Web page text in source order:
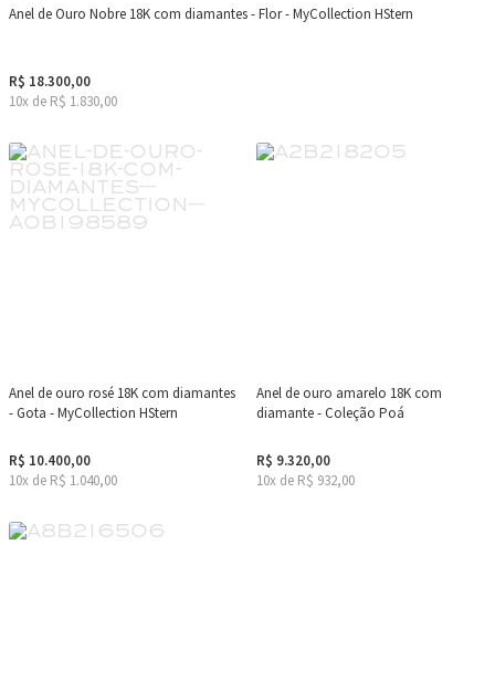
Anel de Ouro Nobre 18K com diamantes - Flor - MyCollection HStern
R$ 18.300,00
10x de R$ 1.830,00
Anel de ouro rosé 18K com diamantes
- Gota - MyCollection HStern
R$ 10.400,00
10x de R$ 1.040,00
Anel de ouro amarelo 18K com
diamante - Coleção Poá
R$ 9.320,00
10x de R$ 932,00